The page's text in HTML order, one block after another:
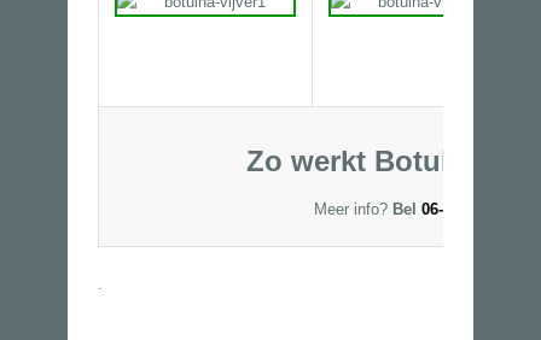
Zo werkt Botuina
Meer info? Bel06-53250327 of
.